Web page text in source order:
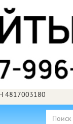
4817003180